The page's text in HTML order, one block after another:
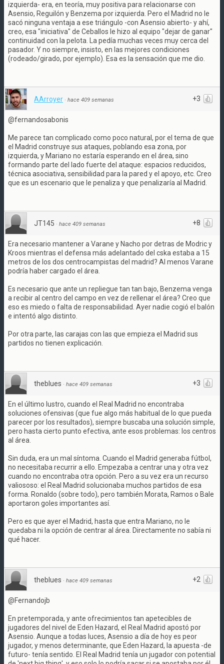
izquierda- era, en teoría, muy positiva para relacionarse con
Asensio, Reguilón y Benzema por izquierda. Pero el Madrid no le
sacó ninguna ventaja a ese triángulo -con Asensio abierto- y ahí,
creo, esa "iniciativa" de Ceballos le hizo al equipo "dejar de ganar"
continuidad con la pelota. La pedía muchas veces muy cerca del
pasador. Y no siempre, insisto, en las mejores condiciones
(rodeado/girado, por ejemplo). Esa es la sensación que me dio.
+3
AArroyer · hace 409 semanas
@fernandosabonis
Me parece tan complicado como poco natural, por el tema de que
el Madrid construye sus ataques, poblando esa zona, por
izquierda, y Mariano no estaría esperando en el área, sino
formando parte del lado fuerte del ataque: espacios reducidos,
técnica asociativa, sensibilidad para la pared y el apoyo, etc. Creo
que es un escenario que le penaliza y que penalizaría al Madrid.
+8
JT145 · hace 409 semanas
Era necesario mantener a Varane y Nacho por detras de Modric y
Kroos mientras el defensa más adelantado del cska estaba a 15
metros de los dos centrocampistas del madrid? Al menos Varane
podría haber cargado el área.
Es necesario que ante un repliegue tan tan bajo, Benzema venga
a recibir al centro del campo en vez de rellenar el área? Creo que
eso es miedo o falta de responsabilidad. Ayer nadie cogió el balón
e intentó algo distinto.
Por otra parte, las carajas con las que empieza el Madrid sus
partidos no tienen explicación.
+3
theblues · hace 409 semanas
En el último lustro, cuando el Real Madrid no encontraba
soluciones ofensivas (que fue algo más habitual de lo que pueda
parecer por los resultados), siempre buscaba una solución simple,
pero hasta cierto punto efectiva, ante esos problemas: los centros
al área.
Sin duda, era un mal síntoma. Cuando el Madrid generaba fútbol,
no necesitaba recurrir a ello. Empezaba a centrar una y otra vez
cuando no encontraba otra opción. Pero a su vez era un recurso
valiososo: el Real Madrid solucionaba muchos partidos de esa
forma. Ronaldo (sobre todo), pero también Morata, Ramos o Bale
aportaron goles importantes así.
Pero es que ayer el Madrid, hasta que entra Mariano, no le
quedaba ni la opción de centrar al área. Directamente no sabía ni
qué hacer.
+2
theblues · hace 409 semanas
@Fernandojb
En pretemporada, y ante ofrecimientos tan apetecibles de
jugadores del nivel de Eden Hazard, el Real Madrid apostó por
Asensio. Aunque a todas luces, Asensio a día de hoy es peor
jugador, y menos determinante, que Eden Hazard, la apuesta -de
futuro- tenía sentido. El Real Madrid tenía un jugador con potential